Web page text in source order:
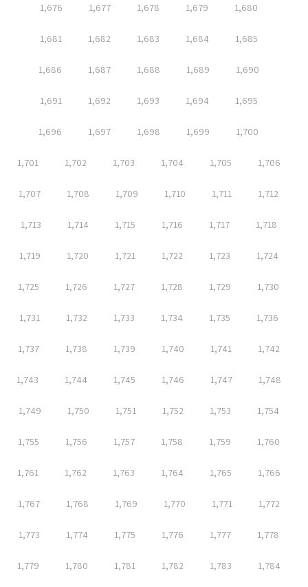
1,676 1,677 1,678 1,679 1,680
1,681 1,682 1,683 1,684 1,685
1,686 1,687 1,688 1,689 1,690
1,691 1,692 1,693 1,694 1,695
1,696 1,697 1,698 1,699 1,700
1,701 1,702 1,703 1,704 1,705 1,706
1,707 1,708 1,709 1,710 1,711 1,712
1,713 1,714 1,715 1,716 1,717 1,718
1,719 1,720 1,721 1,722 1,723 1,724
1,725 1,726 1,727 1,728 1,729 1,730
1,731 1,732 1,733 1,734 1,735 1,736
1,737 1,738 1,739 1,740 1,741 1,742
1,743 1,744 1,745 1,746 1,747 1,748
1,749 1,750 1,751 1,752 1,753 1,754
1,755 1,756 1,757 1,758 1,759 1,760
1,761 1,762 1,763 1,764 1,765 1,766
1,767 1,768 1,769 1,770 1,771 1,772
1,773 1,774 1,775 1,776 1,777 1,778
1,779 1,780 1,781 1,782 1,783 1,784